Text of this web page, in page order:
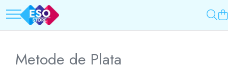
Toate Categoriile
Baterii
Top Categorii
Roboti pornire
Metode de Plata